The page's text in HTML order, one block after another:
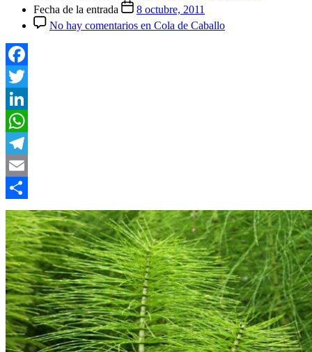
Fecha de la entrada
8 octubre, 2011
No hay comentarios en Cola de Caballo
Facebook
Twitter
LinkedIn
WhatsApp
Telegram
Email
Compartir